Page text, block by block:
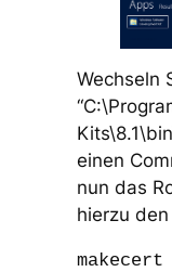
Wechseln
einen
nun das
hierzu